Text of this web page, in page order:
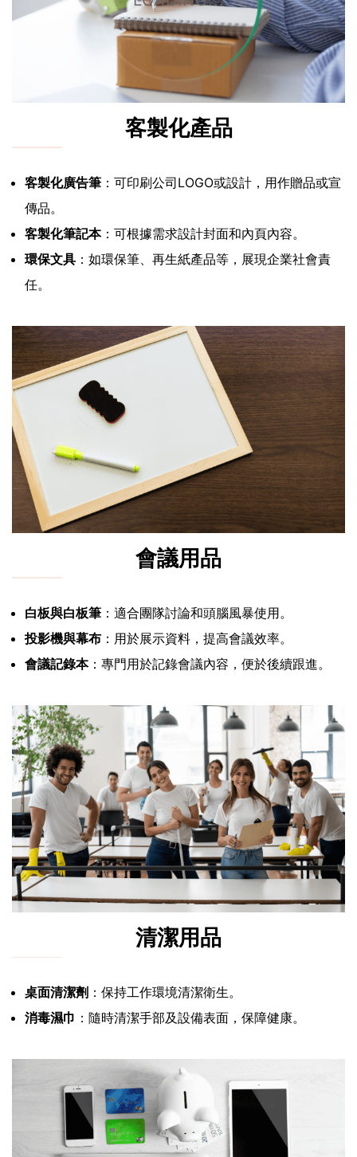
客製化產品
客製化廣告筆 ：可印刷公司LOGO或設計，用作贈品或宣
傳品。
客製化筆記本：可根據需求設計封面和內頁內容。
環保文具 ：如環保筆、再生紙產品等，展現企業社會責
任。
會議用品
白板與白板筆 ：適合團隊討論和頭腦風暴使用。
投影機與幕布 ：用於展示資料，提高會議效率。
會議記錄本：專門用於記錄會議內容，便於後續跟進。
清潔用品
桌面清潔劑 ：保持工作環境清潔衛生。
消毒濕巾 ：隨時清潔手部及設備表面，保障健康。